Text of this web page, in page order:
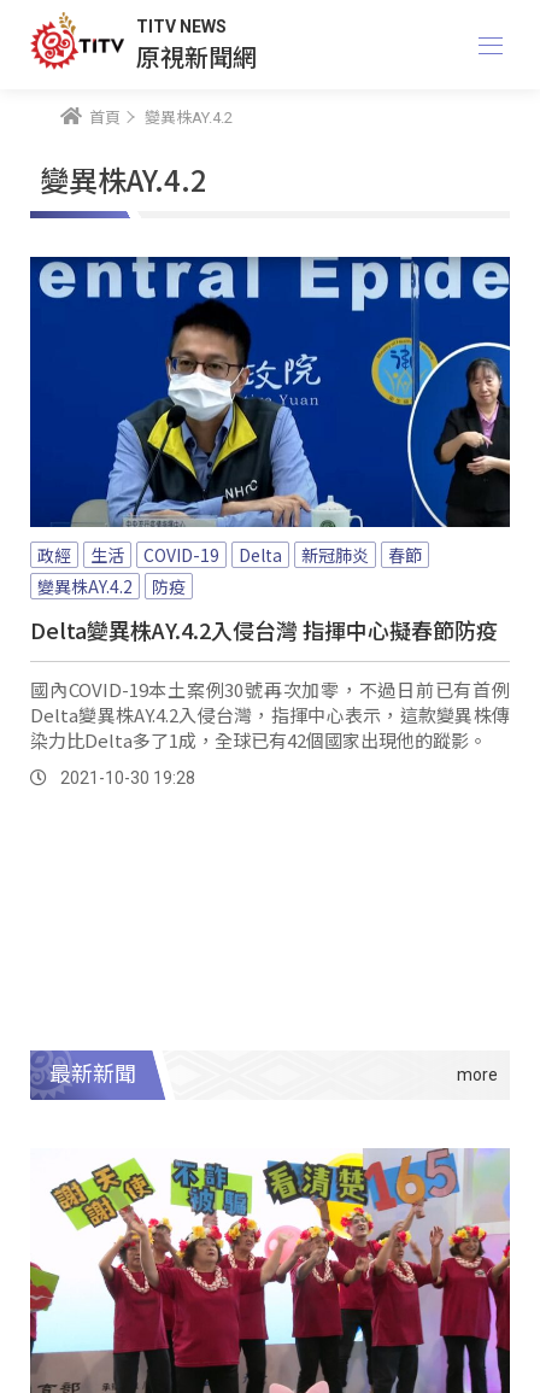
TITV NEWS
原視新聞網
首頁 變異株AY.4.2
變異株AY.4.2
政經 生活 COVID-19 Delta 新冠肺炎
春節
變異株AY.4.2
防疫
Delta變異株AY.4.2入侵台灣 指揮中心擬春節防疫
國內COVID-19本土案例30號再次加零，不過日前已有首例
Delta變異株AY.4.2入侵台灣，指揮中心表示，這款變異株傳
染力比Delta多了1成，全球已有42個國家出現他的蹤影。
2021-10-30 19:28
最新新聞